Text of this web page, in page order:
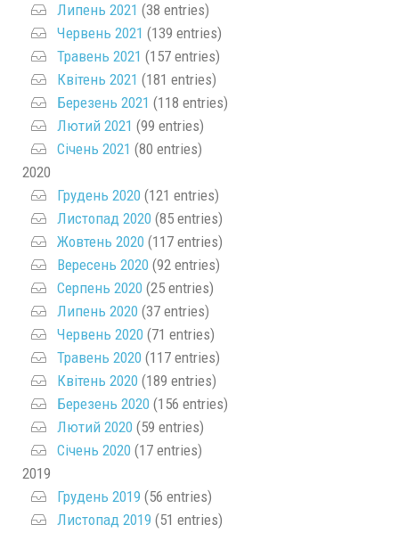
Липень 2021 (38 entries)
Червень 2021 (139 entries)
Травень 2021 (157 entries)
Квітень 2021 (181 entries)
Березень 2021 (118 entries)
Лютий 2021 (99 entries)
Січень 2021 (80 entries)
2020
Грудень 2020 (121 entries)
Листопад 2020 (85 entries)
Жовтень 2020 (117 entries)
Вересень 2020 (92 entries)
Серпень 2020 (25 entries)
Липень 2020 (37 entries)
Червень 2020 (71 entries)
Травень 2020 (117 entries)
Квітень 2020 (189 entries)
Березень 2020 (156 entries)
Лютий 2020 (59 entries)
Січень 2020 (17 entries)
2019
Грудень 2019 (56 entries)
Листопад 2019 (51 entries)